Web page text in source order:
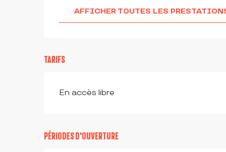
AFFICHER TOUTES LES
TARIFS
En accès libre
PÉRIODES D'OUVERTURE